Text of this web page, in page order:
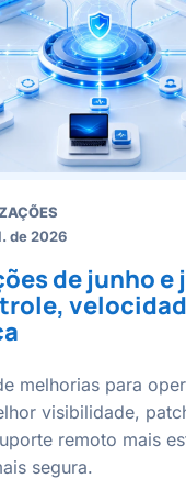
de 2026
de junho e
melhorias para
visibilidade,
remoto mais
segura.